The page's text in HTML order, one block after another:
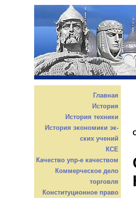
Главная
История
История техники
История экономики эк-
ских учений
КСЕ
Качество упр-е качеством
Коммерческое дело
торговля
Конституционное право